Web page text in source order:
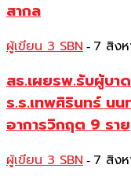
สากล
ผู้เขียน 3 SBN - 7 สิง
สธ.เผยรพ.รับผู้บา
ร.ร.เทพศิรินทร์ น
อาการวิกฤต 9 ราย
ผู้เขียน 3 SBN - 7 สิง